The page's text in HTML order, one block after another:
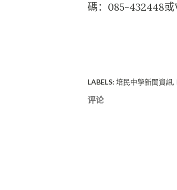
碼：085-432448
LABELS: 培民中學新聞資訊
评论